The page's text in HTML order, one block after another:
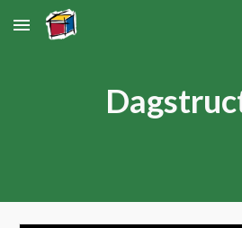
Skip to main content